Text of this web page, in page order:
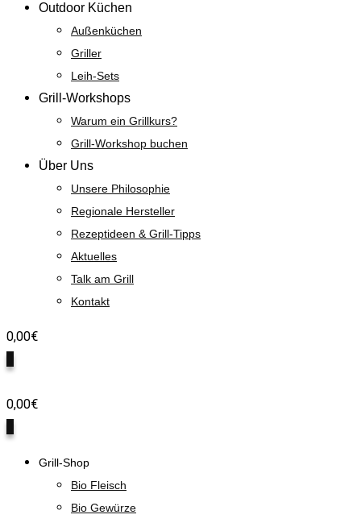
Outdoor Küchen
Außenküchen
Griller
Leih-Sets
Grill-Workshops
Warum ein Grillkurs?
Grill-Workshop buchen
Über Uns
Unsere Philosophie
Regionale Hersteller
Rezeptideen & Grill-Tipps
Aktuelles
Talk am Grill
Kontakt
0,00€
0,00€
Grill-Shop
Bio Fleisch
Bio Gewürze